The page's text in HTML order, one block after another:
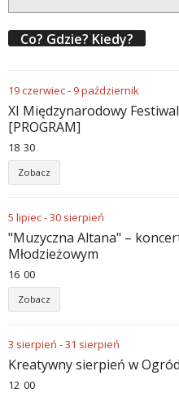
Co? Gdzie? Kiedy?
19czerwiec- 9październik
XI Międzynarodowy
[PROGRAM]
18 30
Zobacz
5 lipiec-30 sierpień
"Muzyczna Altana" –
Młodzieżowym
16 00
Zobacz
3 sierpień -31 sierpień
Kreatywny sierpień w
12 00